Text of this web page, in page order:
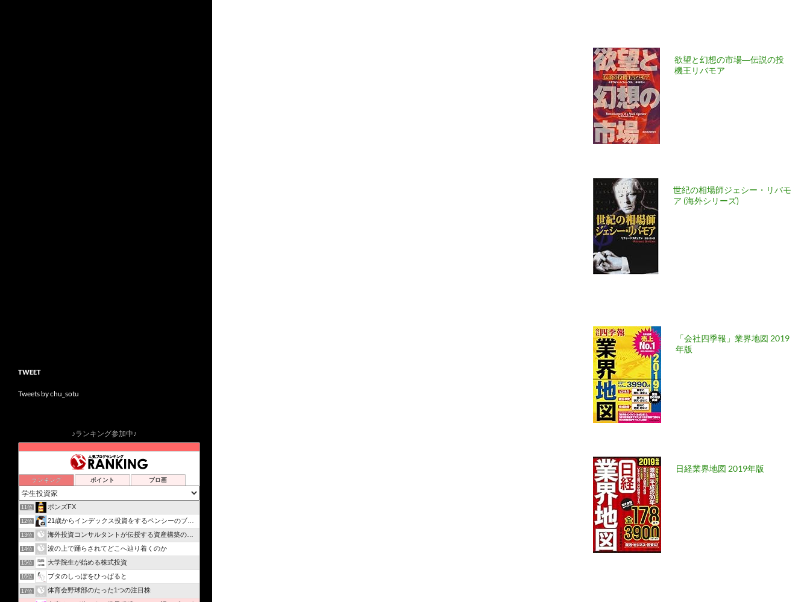
欲望と幻想の市場―伝説の投
機王リバモア
世紀の相場師ジェシー・リバモ
ア (海外シリーズ)
「会社四季報」業界地図 2019
年版
日経業界地図 2019年版
TWEET
Tweets by chu_sotu
♪ランキング参加中♪
ランキング ポイント ブロ画
11位 ポンズFX
12位 21歳からインデックス投資をするペンシーのブログ
13位 海外投資コンサルタントが伝授する資産構築の方法
14位 波の上で踊らされてどこへ辿り着くのか
15位 大学院生が始める株式投資
16位 ブタのしっぽをひっぱると
17位 体育会野球部のたった1つの注目株